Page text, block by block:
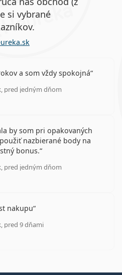
si vybrané
a som vždy spokojná
pred jedným dňom
5 z 5
by som pri opakovaných
nazbierané body na
bonus.
pred jedným dňom
5 z 5
nakupu
pred 9 dňami
4 z 5